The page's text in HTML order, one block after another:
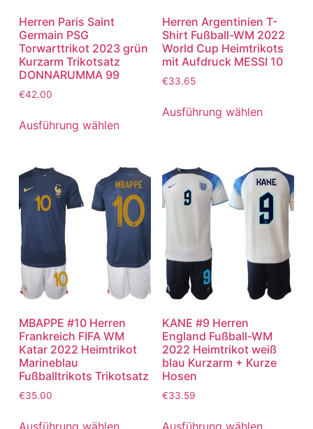
Herren Paris Saint
Germain PSG
Torwarttrikot 2023 grün
Kurzarm Trikotsatz
DONNARUMMA 99
€42.00
Ausführung wählen
Herren Argentinien T-
Shirt Fußball-WM 2022
World Cup Heimtrikots
mit Aufdruck MESSI 10
€33.65
Ausführung wählen
MBAPPE #10 Herren
Frankreich FIFA WM
Katar 2022 Heimtrikot
Marineblau
Fußballtrikots Trikotsatz
€35.00
KANE #9 Herren
England Fußball-WM
2022 Heimtrikot weiß
blau Kurzarm + Kurze
Hosen
€33.59